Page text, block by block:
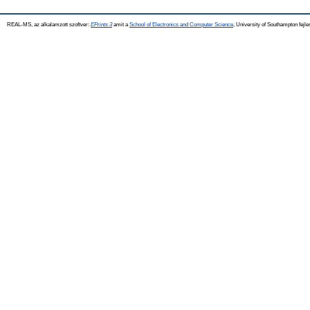
REAL-MS, az alkalamzott szoftver: EPrints 3amit a School of Electronics and Computer Science , University of Southampton